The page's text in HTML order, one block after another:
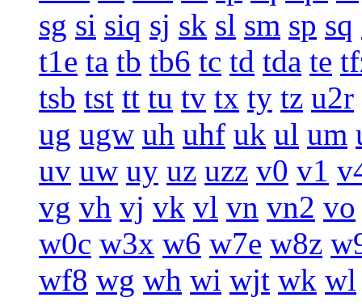
sg si siq sj sk sl sm sp sq
t1e ta tb tb6 tc td tda te
tsb tst tt tu tv tx ty tz u2r
ug ugw uh uhf uk ul um
uv uw uy uz uzz v0 v1
vg vh vj vk vl vn vn2 vo
w0c w3x w6 w7e w8z
wf8 wg wh wi wjt wk wl